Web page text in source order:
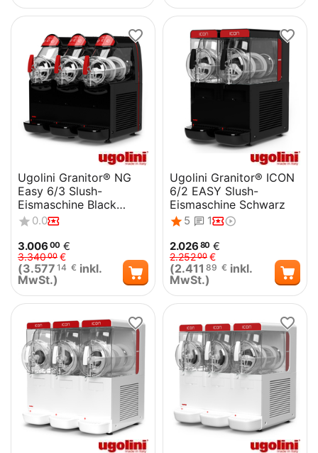
Ugolini Granitor® NG
Easy 6/3 Slush-
Eismaschine Black
Edition
0.0
3.006 00 €
3.34000 €
(3.577 14 € inkl.
MwSt.)
Ugolini Granitor® ICON
6/2 EASY Slush-
Eismaschine Schwarz
5
1
2.026 80 €
2.25200 €
(2.411 89 € inkl.
MwSt.)